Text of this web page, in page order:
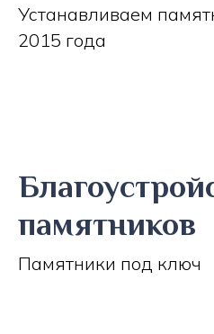
Устанавливаем
2015 года
памятников
Памятники под ключ